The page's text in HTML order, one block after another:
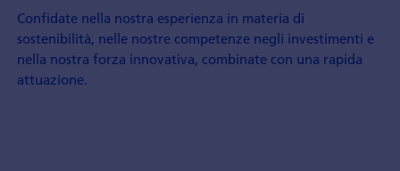
Confidate nella nostra esperienza in materia di
sostenibilità, nelle nostre competenze negli investimenti e
nella nostra forza innovativa, combinate con una rapida
attuazione.